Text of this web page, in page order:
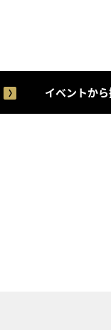
イベントか